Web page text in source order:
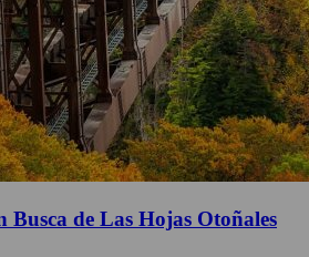
Busca de Las Hojas Otoñales